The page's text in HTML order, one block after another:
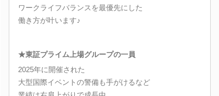
ワークライフバランスを最優先にした
働き方が叶います♪
★東証プライム上場グループの一員
2025年に開催された
大型国際イベントの警備も手がけるなど